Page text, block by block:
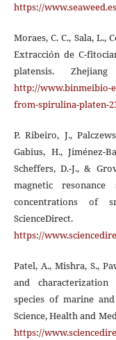
https://
Moraes, C. C., Sala, L.,
Extracción de C-
platensis.
http://www.binmeibio-
from-spirulina-platen-
P. Ribeiro, J.,
Gabius, H., Jiménez-
Scheffers, D.-J., &
magnetic resonance
concentrations of
ScienceDirect.
https://
Patel, A., Mishra, S.,
and characterization
species of marine
Science, Health and
https://